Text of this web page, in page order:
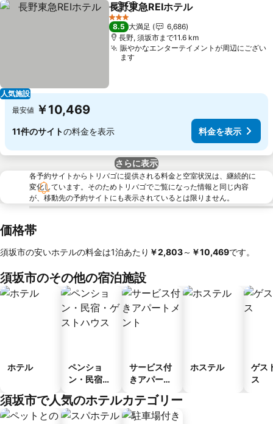
人気施設
シェアお気に入りに追加
長野東急REIホテル
3 ホテルのランク
8.5 大満足
6,686
長野, 須坂市まで11.6 km
賑やかなエンターテイメントが周辺にござい
ます
最安値 ￥10,469
11件のサイトの料金を表示 料金を表示
さらに表示
各予約サイトからトリバゴに提供される料金と空室状況は、継続的に
変化しています。そのためトリバゴでご覧になった情報と同じ内容
が、移動先の予約サイトにも表示されているとは限りません。
価格帯
須坂市の安いホテルの料金は1泊あたり ‎￥2,803～ ‎￥10,469です。
須坂市のその他の宿泊施設
ホテル
ペンショ
ン・民宿・
ス
サービス付
きアパート
ホステル
ゲス
ス
須坂市で人気のホテルカテゴリー